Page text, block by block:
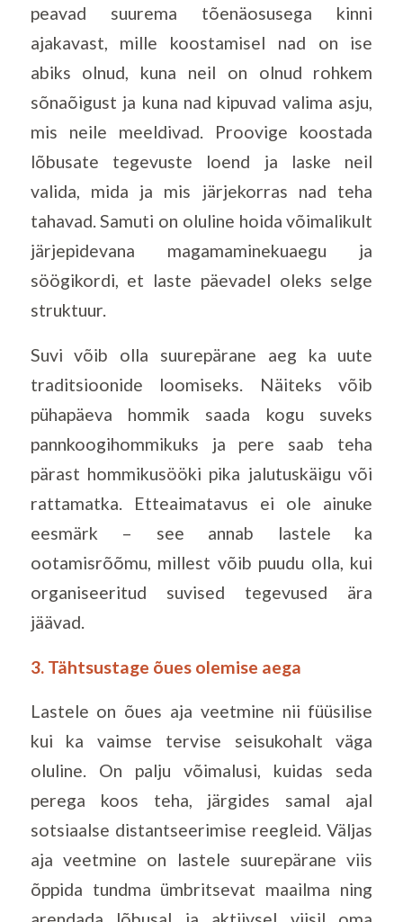
peavad suurema tõenäosusega kinni
ajakavast, mille koostamisel nad on ise
abiks olnud, kuna neil on olnud rohkem
sõnaõigust ja kuna nad kipuvad valima asju,
mis neile meeldivad. Proovige koostada
lõbusate tegevuste loend ja laske neil
valida, mida ja mis järjekorras nad teha
tahavad. Samuti on oluline hoida võimalikult
järjepidevana magamaminekuaegu ja
söögikordi, et laste päevadel oleks selge
struktuur.
Suvi võib olla suurepärane aeg ka uute
traditsioonide loomiseks. Näiteks võib
pühapäeva hommik saada kogu suveks
pannkoogihommikuks ja pere saab teha
pärast hommikusööki pika jalutuskäigu või
rattamatka. Etteaimatavus ei ole ainuke
eesmärk – see annab lastele ka
ootamisrõõmu, millest võib puudu olla, kui
organiseeritud suvised tegevused ära
jäävad.
3. Tähtsustage õues olemise aega
Lastele on õues aja veetmine nii füüsilise
kui ka vaimse tervise seisukohalt väga
oluline. On palju võimalusi, kuidas seda
perega koos teha, järgides samal ajal
sotsiaalse distantseerimise reegleid. Väljas
aja veetmine on lastele suurepärane viis
õppida tundma ümbritsevat maailma ning